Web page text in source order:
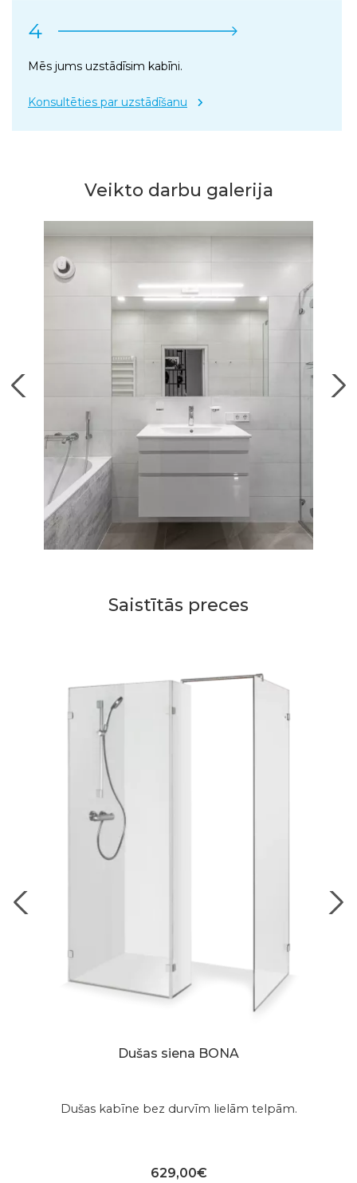
4
Mēs jums uzstādīsim kabīni.
Konsultēties par uzstādīšanu
Veikto darbu galerija
Saistītās preces
Dušas siena BONA
Dušas kabīne bez durvīm lielām telpām.
629,00€